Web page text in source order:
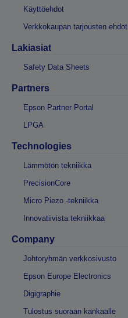
Käyttöehdot
Verkkokaupan tarjousten ehdot
Lakiasiat
Safety Data Sheets
Partners
Epson Partner Portal
LPGA
Technologies
Lämmötön tekniikka
PrecisionCore
Micro Piezo -tekniikka
Innovatiivista tekniikkaa
Company
Johtoryhmän verkkosivusto
Epson Europe Electronics
Digigraphie
Tulostus suoraan kankaalle